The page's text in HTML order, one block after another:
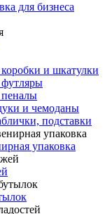
для бизнеса
и шкатулки
и чемоданы
подставки
упаковка